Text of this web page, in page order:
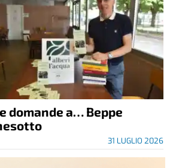
domande a… Beppe
31 LUGLIO 2026